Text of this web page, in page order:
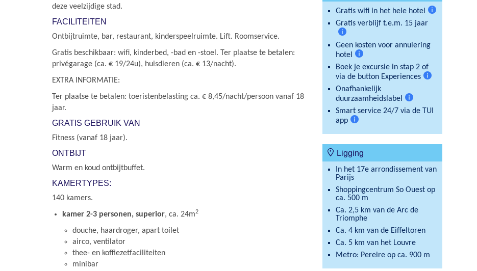
deze veelzijdige stad.
FACILITEITEN
Ontbijtruimte, bar, restaurant, kinderspeelruimte. Lift. Roomservice.
Gratis beschikbaar: wifi, kinderbed, -bad en -stoel. Ter plaatse te betalen:
privégarage (ca. € 19/24u), huisdieren (ca. € 13/nacht).
EXTRA INFORMATIE:
Ter plaatse te betalen: toeristenbelasting ca. € 8,45/nacht/persoon vanaf 18
jaar.
GRATIS GEBRUIK VAN
Fitness (vanaf 18 jaar).
ONTBIJT
Warm en koud ontbijtbuffet.
KAMERTYPES:
140 kamers.
kamer 2-3 personen, superior, ca. 24m2
douche, haardroger, apart toilet
airco, ventilator
thee- en koffiezetfaciliteiten
minibar
Gratis wifi in het hele hotel
Gratis verblijf t.e.m. 15 jaar
Meer
informatie
Geen kosten voor annulering
hotel
Meer
informatie
Boek je excursie in stap 2 of
via de button Experiences
Onafhankelijk
duurzaamheidslabel
Meer
Smart service 24/7 via de TUI
app
Ligging
In het 17e arrondissement van
Parijs
Shoppingcentrum So Ouest op
ca. 500 m
Ca. 2,5 km van de Arc de
Triomphe
Ca. 4 km van de Eiffeltoren
Ca. 5 km van het Louvre
Metro: Pereire op ca. 900 m